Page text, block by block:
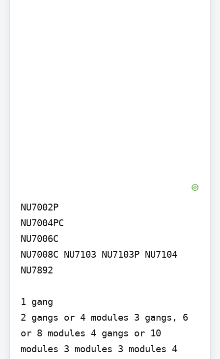
NU7002P
NU7004PC
NU7006C
NU7008C NU7103 NU7103P NU7104
NU7892
1 gang
2 gangs or 4 modules 3 gangs, 6
or 8 modules 4 gangs or 10
modules 3 modules 3 modules 4